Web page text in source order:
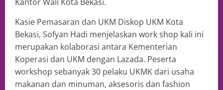
Kasie Pemasaran dan UKM Diskop UKM Kota
Bekasi, Sofyan Hadi menjelaskan work shop kali ini
merupakan kolaborasi antara Kementerian
Koperasi dan UKM dengan Lazada. Peserta
workshop sebanyak 30 pelaku UKMK dari usaha
makanan dan minuman, aksesoris dan fashion